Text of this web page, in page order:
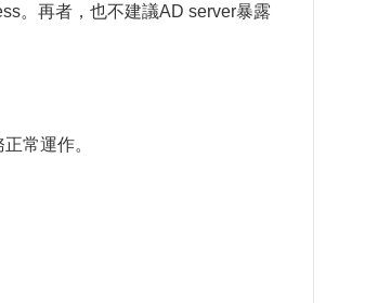
。再者，也不建議AD server暴露
常運作。